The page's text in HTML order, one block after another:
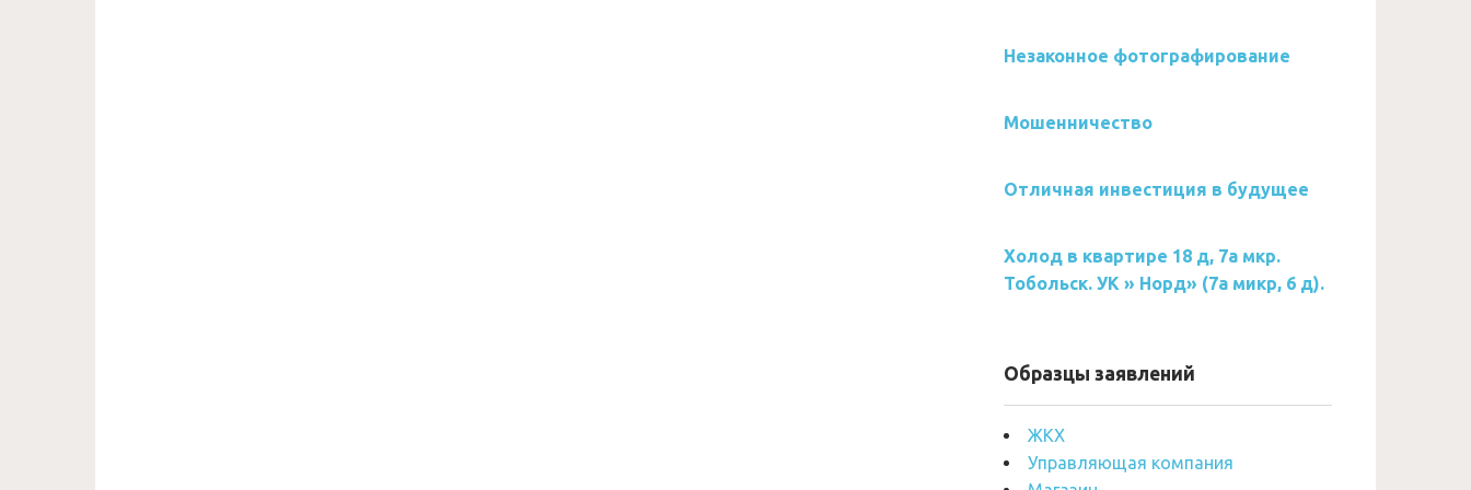
Незаконное фотографирование
Мошенничество
Отличная инвестиция в будущее
Холод в квартире 18 д, 7а мкр.
Тобольск. УК » Норд» (7а микр, 6 д).
Образцы заявлений
ЖКХ
Управляющая компания